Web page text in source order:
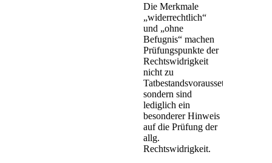
Die Merkmale
„widerrechtlich“
und „ohne
Befugnis“ machen
Prüfungspunkte der
Rechtswidrigkeit
nicht zu
Tatbestandsvoraussetzungen,
sondern sind
lediglich ein
besonderer Hinweis
auf die Prüfung der
allg.
Rechtswidrigkeit.